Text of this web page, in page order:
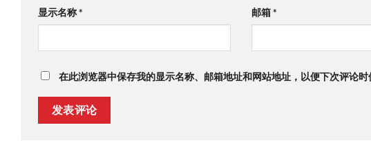
显示名称* 邮箱*
在此浏览器中保存我的显示名称、邮箱地址和网站地址，以便下次评论时